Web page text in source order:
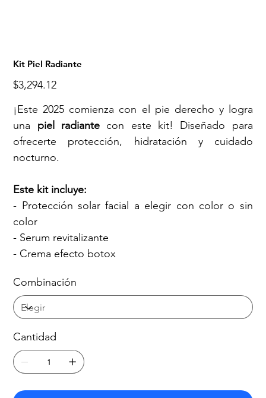
Kit Piel Radiante
Precio
$3,294.12
¡Este 2025 comienza con el pie derecho y logra
una piel radiante con este kit! Diseñado para
ofrecerte protección, hidratación y cuidado
nocturno.
Este kit incluye:
- Protección solar facial a elegir con color o sin
color
- Serum revitalizante
- Crema efecto botox
Combinación
Cantidad